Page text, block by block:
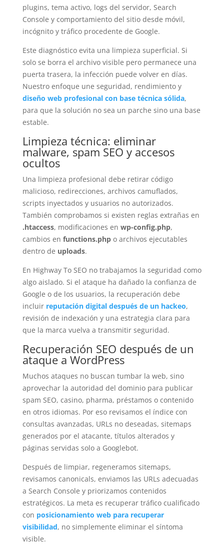
plugins, tema activo, logs del servidor, Search
Console y comportamiento del sitio desde móvil,
incógnito y tráfico procedente de Google.
Este diagnóstico evita una limpieza superficial. Si
solo se borra el archivo visible pero permanece una
puerta trasera, la infección puede volver en días.
Nuestro enfoque une seguridad, rendimiento y
diseño web profesional con base técnica sólida,
para que la solución no sea un parche sino una base
estable.
Limpieza técnica: eliminar
malware, spam SEO y accesos
ocultos
Una limpieza profesional debe retirar código
malicioso, redirecciones, archivos camuflados,
scripts inyectados y usuarios no autorizados.
También comprobamos si existen reglas extrañas en
.htaccess, modificaciones en wp-config.php,
cambios en functions.phpo archivos ejecutables
dentro de uploads.
En Highway To SEO no trabajamos la seguridad como
algo aislado. Si el ataque ha dañado la confianza de
Google o de los usuarios, la recuperación debe
incluir reputación digital después de un hackeo,
revisión de indexación y una estrategia clara para
que la marca vuelva a transmitir seguridad.
Recuperación SEO después de un
ataque a WordPress
Muchos ataques no buscan tumbar la web, sino
aprovechar la autoridad del dominio para publicar
spam SEO, casino, pharma, préstamos o contenido
en otros idiomas. Por eso revisamos el índice con
consultas avanzadas, URLs no deseadas, sitemaps
generados por el atacante, títulos alterados y
páginas servidas solo a Googlebot.
Después de limpiar, regeneramos sitemaps,
revisamos canonicals, enviamos las URLs adecuadas
a Search Console y priorizamos contenidos
estratégicos. La meta es recuperar tráfico cualificado
con posicionamiento web para recuperar
visibilidad, no simplemente eliminar el síntoma
visible.